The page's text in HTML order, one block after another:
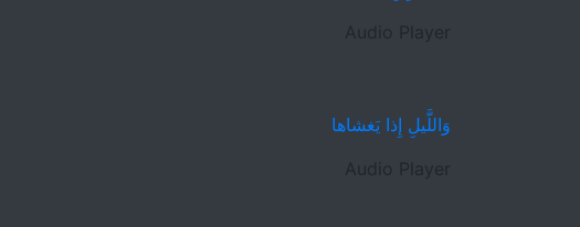
Audio Player
وَاللَّيلِ إِذا يَغشاها
Audio Player